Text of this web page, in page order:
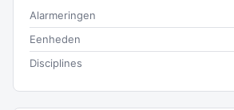
Alarmeringen
Eenheden
Disciplines